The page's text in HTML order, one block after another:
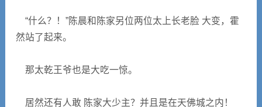
“什么？！”陈晨和陈家另位两位太上长老脸 大变，霍
然站了起来。
那太乾王爷也是大吃一惊。
居然还有人敢 陈家大少主？并且是在天佛城之内！